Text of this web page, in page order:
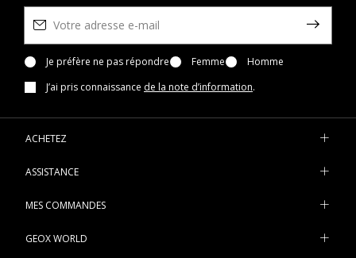
Je préfère ne pas répondre Femme
Homme
J’ai pris connaissance de la note d’information.
ACHETEZ
ASSISTANCE
MES COMMANDES
GEOX WORLD